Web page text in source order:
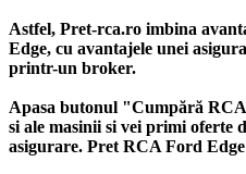
Astfel, Pret-rca.ro imbina
Edge, cu avantajele unei
printr-un broker.
Apasa butonul "Cumpără
si ale masinii si vei primi oferte
asigurare. Pret RCA Ford Edge